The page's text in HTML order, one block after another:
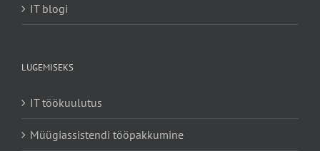
IT blogi
LUGEMISEKS
IT töökuulutus
Müügiassistendi tööpakkumine